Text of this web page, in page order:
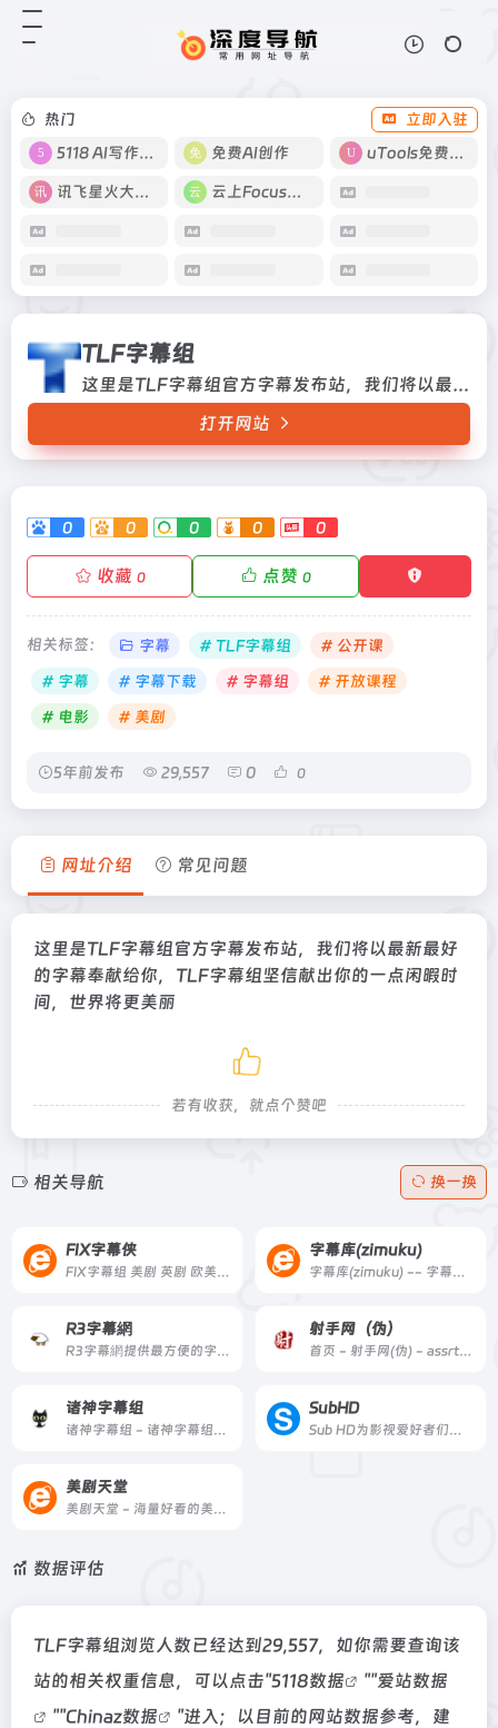
热门
立即入驻
5118 AI写作工具
免费AI创作 uTools免费工具箱
讯飞星火大模型 云上Focus接码
TLF字幕组
这里是TLF字幕组官方字幕发布站，我们将以最新最好的字幕奉献给你，TLF字幕组坚信献出你的一点闲暇时间，世界将更美丽
打开网站
0 0 0 0 0
收藏 0 点赞 0
相关标签： 字幕 # TLF字幕组
# 公开课
# 字幕
# 字幕下载 # 字幕组
# 开放课程
# 电影
# 美剧
5年前发布 29,557 0 0
我们将以最新最好的字幕奉献给你，
TLF字幕组坚信献出你的一点闲暇时
网址介绍 常见问题
这里是TLF字幕组官方字幕发布站，我们将以最新最好
的字幕奉献给你，TLF字幕组坚信献出你的一点闲暇时
间，世界将更美丽
若有收获，就点个赞吧
相关导航 换一换
FIX字幕侠
FIX字幕组 美剧 英剧 欧美电影 韩影 日剧 日影 法剧 法影 德剧 纪录片 特效字幕制作 百度网盘 迅雷下载 在线观看 BT下载 天天美剧
字幕库(zimuku)
字幕库(zimuku) -- 字幕下载网站
R3字幕網
R3字幕網提供最方便的字幕搜尋、電影簡介、電影劇照、電影評分
射手网（伪）
首页 - 射手网(伪) - assrt.net - 字幕下载，字幕组，中文字幕，美剧字幕，英剧字幕，双语字幕，新番字幕
诸神字幕组
诸神字幕组 - 诸神字幕组官方发布站..
SubHD
Sub HD为影视爱好者们提供交流字幕的平台，你可以在这里找到并下载字幕，对字幕打分和评论，也可以上传字幕与大家分享。
美剧天堂
美剧天堂 - 海量好看的美剧在线观看、最新美剧下载！
数据评估
TLF字幕组浏览人数已经达到29,557，如你需要查询该
站的相关权重信息，可以点击"5118数据 ""爱站数据
""Chinaz数据
"进入；以目前的网站数据参考，建